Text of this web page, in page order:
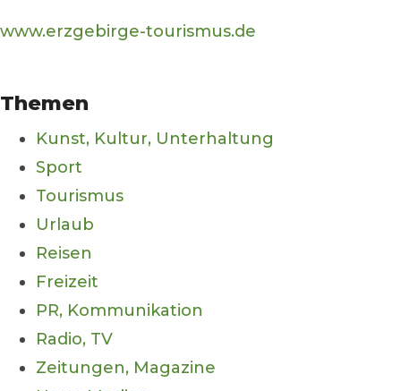
www.erzgebirge-tourismus.de
Themen
Kunst, Kultur, Unterhaltung
Sport
Tourismus
Urlaub
Reisen
Freizeit
PR, Kommunikation
Radio, TV
Zeitungen, Magazine